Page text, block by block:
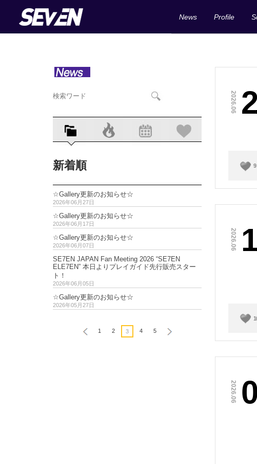
News Profile
新着順
☆Gallery更新のお知らせ☆
2026年06月27日
☆Gallery更新のお知らせ☆
2026年06月17日
☆Gallery更新のお知らせ☆
2026年06月07日
SE7EN JAPAN Fan Meeting 2026 “SE7EN
ELE7EN” 本日よりプレイガイド先行販売スター
ト！
2026年06月05日
☆Gallery更新のお知らせ☆
2026年05月27日
1 2 3 4 5
2026.06
9
2026.06
2026.06